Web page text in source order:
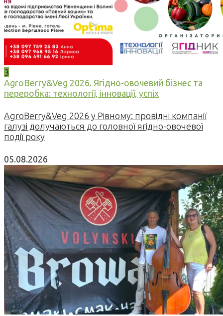
3
AgroBerry&Veg 2026. Ягідно-овочевий бізнес та
переробка: технології, інновації, успіх
AgroBerry&Veg 2026 у Рівному: провідні компанії
галузі долучаються до головної ягідно-овочевої
події року
05.08.2026